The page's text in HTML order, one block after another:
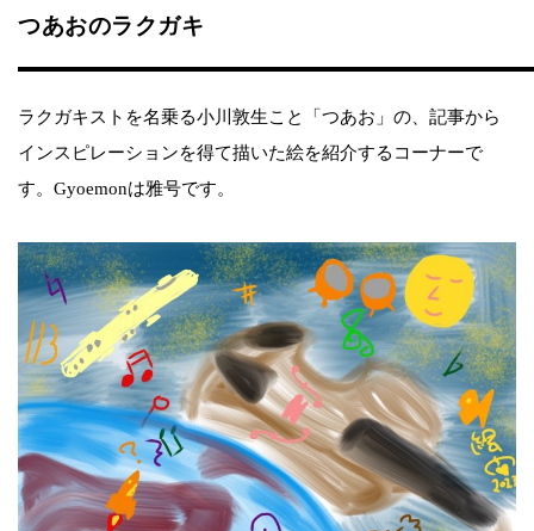
つあおのラクガキ
ラクガキストを名乗る小川敦生こと「つあお」の、記事から
インスピレーションを得て描いた絵を紹介するコーナーで
す。Gyoemonは雅号です。